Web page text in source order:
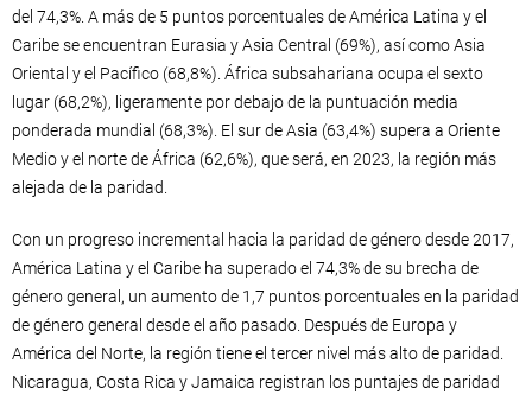
del 74,3%. A más de 5 puntos porcentuales de América Latina y el
Caribe se encuentran Eurasia y Asia Central (69%), así como Asia
Oriental y el Pacífico (68,8%). África subsahariana ocupa el sexto
lugar (68,2%), ligeramente por debajo de la puntuación media
ponderada mundial (68,3%). El sur de Asia (63,4%) supera a Oriente
Medio y el norte de África (62,6%), que será, en 2023, la región más
alejada de la paridad.
Con un progreso incremental hacia la paridad de género desde 2017,
América Latina y el Caribe ha superado el 74,3% de su brecha de
género general, un aumento de 1,7 puntos porcentuales en la paridad
de género general desde el año pasado. Después de Europa y
América del Norte, la región tiene el tercer nivel más alto de paridad.
Nicaragua, Costa Rica y Jamaica registran los puntajes de paridad